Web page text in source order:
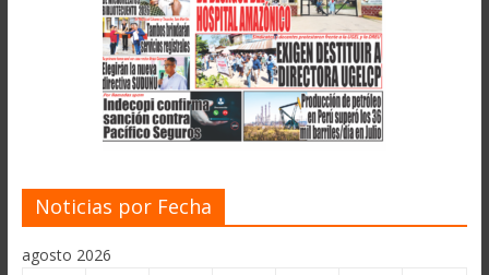
Noticias por Fecha
agosto 2026